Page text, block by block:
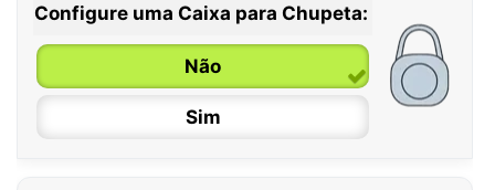
Configure uma Caixa para Chupeta:
Não
Sim